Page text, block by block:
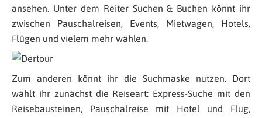
ansehen. Unter dem Reiter Suchen & Buchen könnt ihr
zwischen Pauschalreisen, Events, Mietwagen, Hotels,
Flügen und vielem mehr wählen.
Zum anderen könnt ihr die Suchmaske nutzen. Dort
wählt ihr zunächst die Reiseart: Express-Suche mit den
Reisebausteinen, Pauschalreise mit Hotel und Flug,